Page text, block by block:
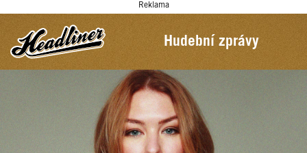
Reklama
Hudební zprávy